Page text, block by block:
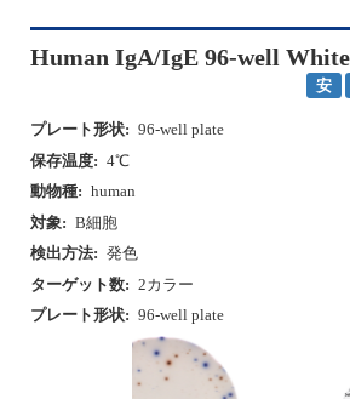
Human IgA/IgE 96-well White
安
プレート形状: 96-well plate
保存温度: 4℃
動物種: human
対象: B細胞
検出方法: 発色
ターゲット数: 2カラー
プレート形状: 96-well plate
P
r